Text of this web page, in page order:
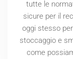
tutte le
sicure per il
oggi stesso
stoccaggio e
come